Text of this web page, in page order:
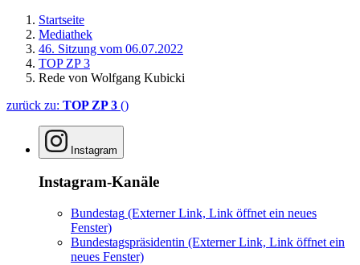
Startseite
Mediathek
46. Sitzung vom 06.07.2022
TOP ZP 3
Rede von Wolfgang Kubicki
zurück zu: TOP ZP 3 ()
Instagram
Instagram-Kanäle
Bundestag (Externer Link, Link öffnet ein neues
Fenster)
Bundestagspräsidentin (Externer Link, Link öffnet ein
neues Fenster)